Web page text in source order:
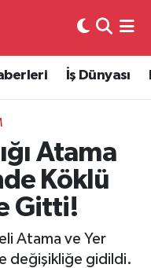
İş Dünyası
Atama
Köklü
Gitti!
Atama ve Yer
değişikliğe gidildi.
Fikstür